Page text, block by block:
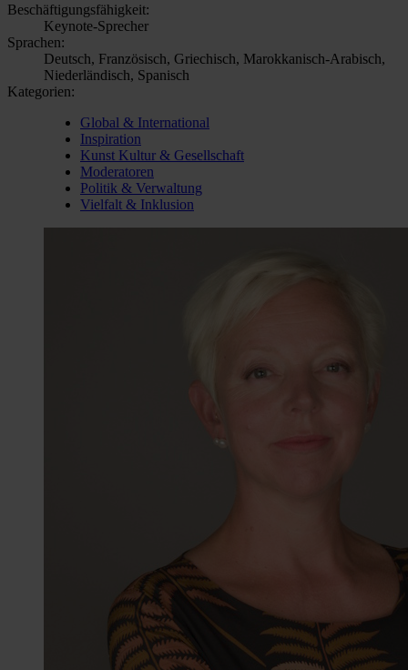
Beschäftigungsfähigkeit:
Keynote-Sprecher
Sprachen:
Deutsch, Französisch, Griechisch, Marokkanisch-Arabisch,
Niederländisch, Spanisch
Kategorien:
Global & International
Inspiration
Kunst Kultur & Gesellschaft
Moderatoren
Politik & Verwaltung
Vielfalt & Inklusion